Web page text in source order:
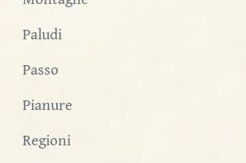
Paludi
Passo
Pianure
Regioni